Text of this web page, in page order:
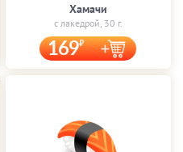
Хамачи
с лакедрой, 30 г.
169